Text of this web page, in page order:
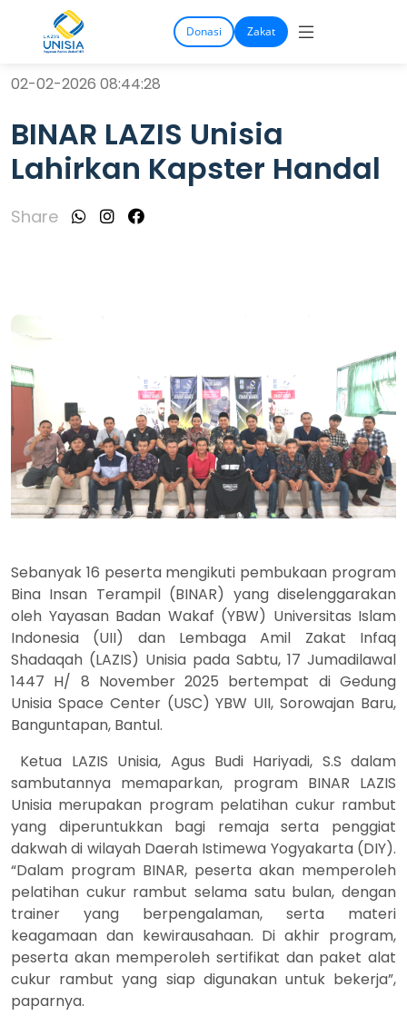
Donasi Zakat
02-02-2026 08:44:28
BINAR LAZIS Unisia
Lahirkan Kapster Handal
Share
Sebanyak 16 peserta mengikuti pembukaan program
Bina Insan Terampil (BINAR) yang diselenggarakan
oleh Yayasan Badan Wakaf (YBW) Universitas Islam
Indonesia (UII) dan Lembaga Amil Zakat Infaq
Shadaqah (LAZIS) Unisia pada Sabtu, 17 Jumadilawal
1447 H/ 8 November 2025 bertempat di Gedung
Unisia Space Center (USC) YBW UII, Sorowajan Baru,
Banguntapan, Bantul.
Ketua LAZIS Unisia, Agus Budi Hariyadi, S.S dalam
sambutannya memaparkan, program BINAR LAZIS
Unisia merupakan program pelatihan cukur rambut
yang diperuntukkan bagi remaja serta penggiat
dakwah di wilayah Daerah Istimewa Yogyakarta (DIY).
“Dalam program BINAR, peserta akan memperoleh
pelatihan cukur rambut selama satu bulan, dengan
trainer yang berpengalaman, serta materi
keagamaan dan kewirausahaan. Di akhir program,
peserta akan memperoleh sertifikat dan paket alat
cukur rambut yang siap digunakan untuk bekerja”,
paparnya.